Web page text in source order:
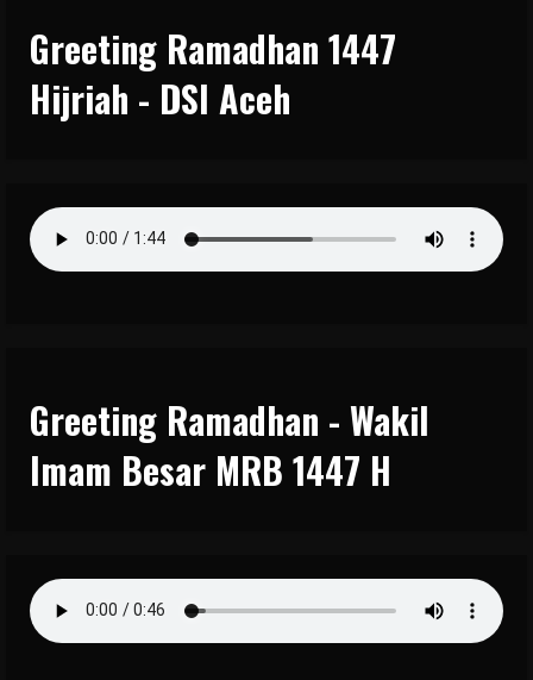
Greeting Ramadhan 1447
Hijriah - DSI Aceh
Greeting Ramadhan - Wakil
Imam Besar MRB 1447 H